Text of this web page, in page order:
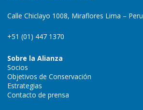
Calle Chiclayo 1008, Miraflores Lima – Peru
+51 (01) 447 1370
Sobre la Alianza
Socios
Objetivos de Conservación
Estrategias
Contacto de prensa